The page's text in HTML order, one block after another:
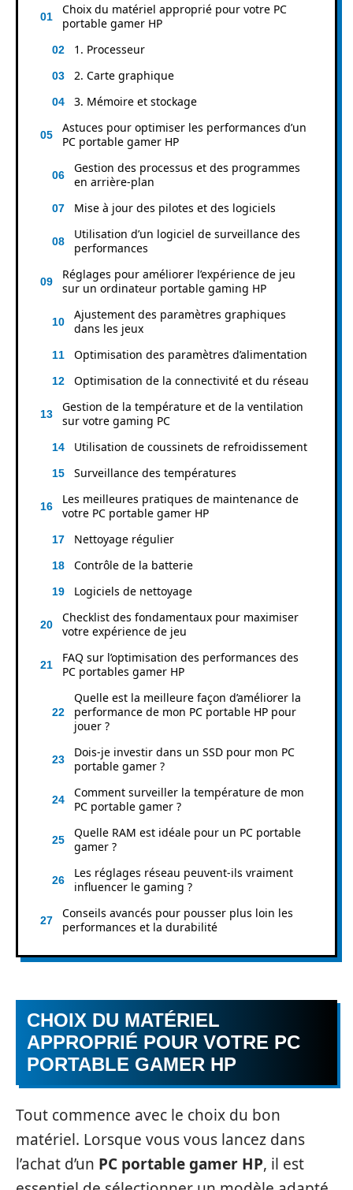
Choix du matériel approprié pour votre PC
portable gamer HP
1. Processeur
2. Carte graphique
3. Mémoire et stockage
Astuces pour optimiser les performances d’un
PC portable gamer HP
Gestion des processus et des programmes
en arrière-plan
Mise à jour des pilotes et des logiciels
Utilisation d’un logiciel de surveillance des
performances
Réglages pour améliorer l’expérience de jeu
sur un ordinateur portable gaming HP
Ajustement des paramètres graphiques
dans les jeux
Optimisation des paramètres d’alimentation
Optimisation de la connectivité et du réseau
Gestion de la température et de la ventilation
sur votre gaming PC
Utilisation de coussinets de refroidissement
Surveillance des températures
Les meilleures pratiques de maintenance de
votre PC portable gamer HP
Nettoyage régulier
Contrôle de la batterie
Logiciels de nettoyage
Checklist des fondamentaux pour maximiser
votre expérience de jeu
FAQ sur l’optimisation des performances des
PC portables gamer HP
Quelle est la meilleure façon d’améliorer la
performance de mon PC portable HP pour
jouer ?
Dois-je investir dans un SSD pour mon PC
portable gamer ?
Comment surveiller la température de mon
PC portable gamer ?
Quelle RAM est idéale pour un PC portable
gamer ?
Les réglages réseau peuvent-ils vraiment
influencer le gaming ?
Conseils avancés pour pousser plus loin les
performances et la durabilité
CHOIX DU MATÉRIEL
APPROPRIÉ POUR VOTRE PC
PORTABLE GAMER HP
Tout commence avec le choix du bon
matériel. Lorsque vous vous lancez dans
l’achat d’un PC portable gamer HP, il est